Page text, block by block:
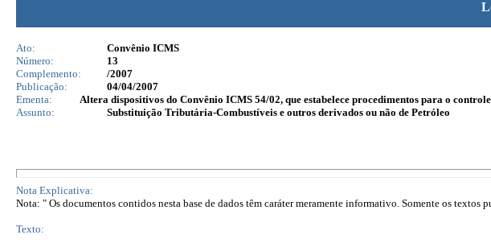
Ato:
Convênio ICMS
Número:
13
Complemento:
/2007
Publicação:
04/04/2007
Ementa:
Altera dispositivos do Convênio ICMS 54/02, que estabelece procedimentos para o
Assunto:
Substituição Tributária-Combustíveis e outros derivados ou não de Petróleo
Nota Explicativa:
Nota: " Os documentos contidos nesta base de dados têm caráter meramente informativo. Somente os
Texto: